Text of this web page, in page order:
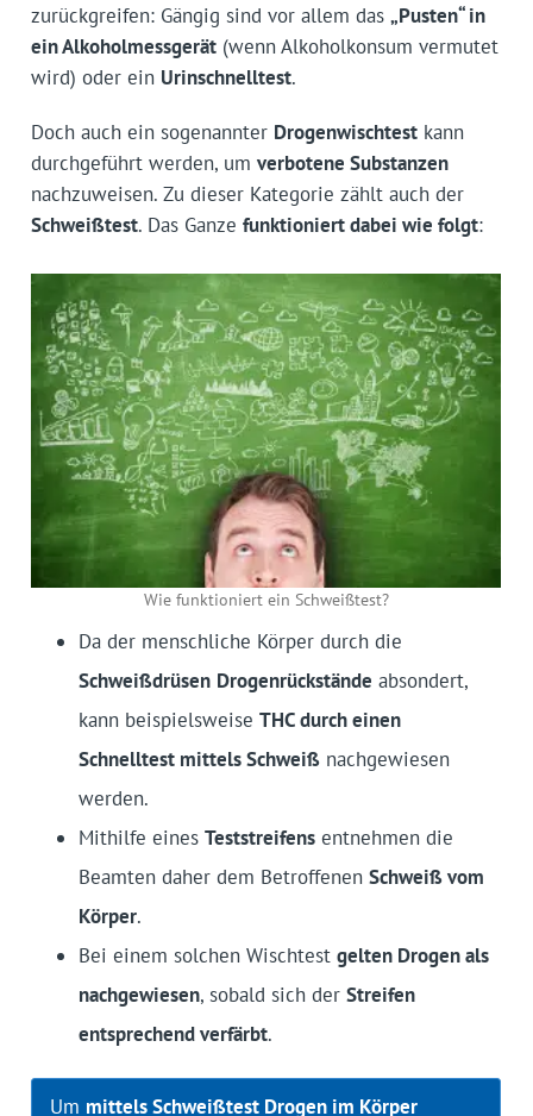
zurückgreifen: Gängig sind vor allem das „Pusten“ in
ein Alkoholmessgerät(wenn Alkoholkonsum vermutet
wird) oder ein Urinschnelltest.
Doch auch ein sogenannter Drogenwischtestkann
durchgeführt werden, um verbotene Substanzen
nachzuweisen. Zu dieser Kategorie zählt auch der
Schweißtest. Das Ganze funktioniert dabei wie folgt:
Wie funktioniert ein Schweißtest?
Da der menschliche Körper durch die
Schweißdrüsen Drogenrückstände absondert,
kann beispielsweise THC durch einen
Schnelltest mittels Schweißnachgewiesen
werden.
Mithilfe eines Teststreifensentnehmen die
Beamten daher dem Betroffenen Schweiß vom
Körper.
Bei einem solchen Wischtest gelten Drogen als
nachgewiesen, sobald sich der Streifen
entsprechend verfärbt.
Um mittels Schweißtest Drogen im Körper